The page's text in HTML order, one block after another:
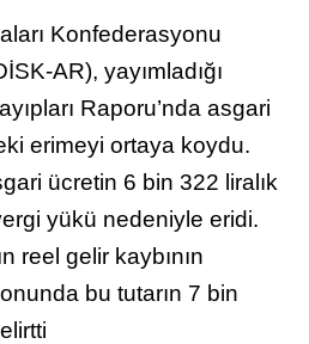
Konfederasyonu
AR), yayımladığı
Raporu’nda asgari
erimeyi ortaya koydu.
ücretin 6 bin 322 liralık
yükü nedeniyle eridi.
reel gelir kaybının
bu tutarın 7 bin